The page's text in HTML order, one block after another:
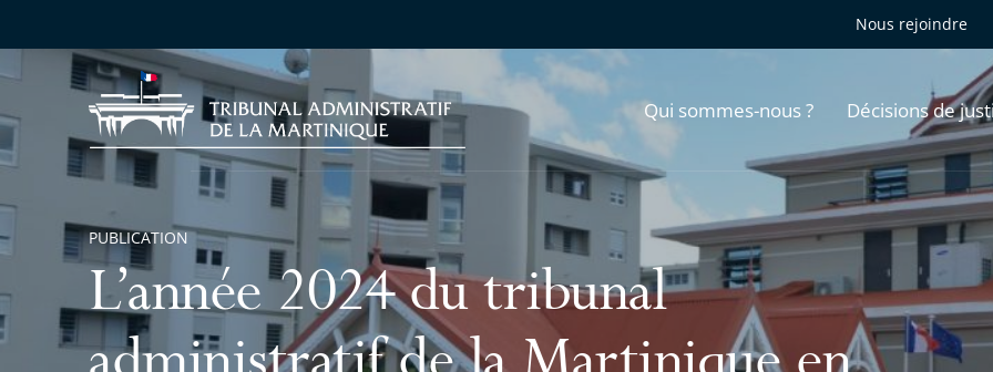
Nous rejoindre
Qui sommes-nous ? Décisions de
2024 du tribunal